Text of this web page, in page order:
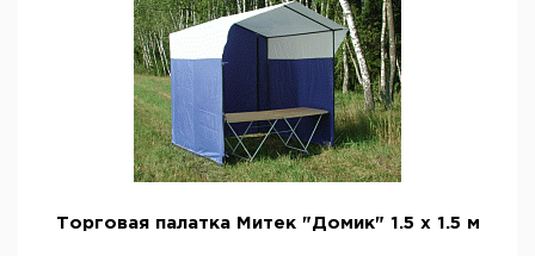
Торговая палатка Митек "Домик" 1.5 х 1.5 м